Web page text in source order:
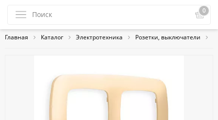
0
Главная Каталог Электротехника Розетки, выключатели